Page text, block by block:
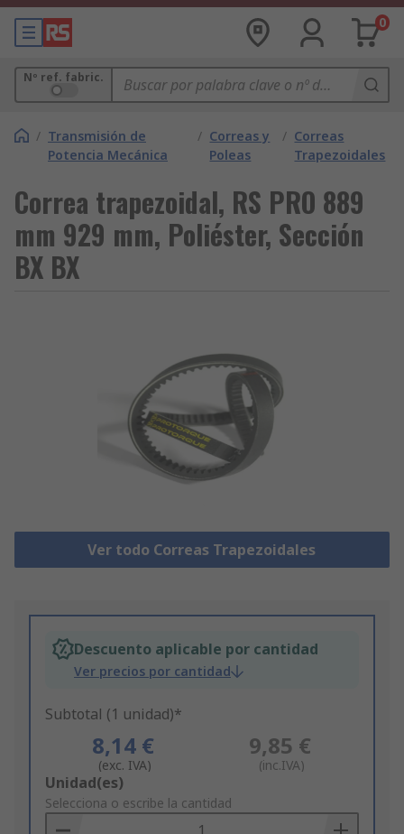
0
Nº ref. fabric.
/ Transmisión de
Potencia Mecánica
/ Correas y
Poleas
/ Correas
Trapezoidales
Correa trapezoidal, RS PRO 889
mm 929 mm, Poliéster, Sección
BX BX
Ver todo Correas Trapezoidales
Descuento aplicable por cantidad
Ver precios por cantidad
Subtotal (1 unidad)*
8,14 €
(exc. IVA)
9,85 €
(inc.IVA)
Add
to
Basket
Unidad(es)
Selecciona o escribe la cantidad